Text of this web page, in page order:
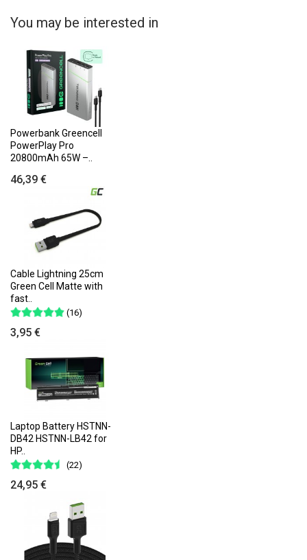
You may be interested in
Powerbank Greencell
PowerPlay Pro
20800mAh 65W –..
46,39 €
Cable Lightning 25cm
Green Cell Matte with
fast..
(16)
3,95 €
Laptop Battery HSTNN-
DB42 HSTNN-LB42 for
HP..
(22)
24,95 €